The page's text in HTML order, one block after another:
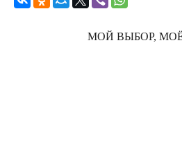
МОЙ ВЫБОР,